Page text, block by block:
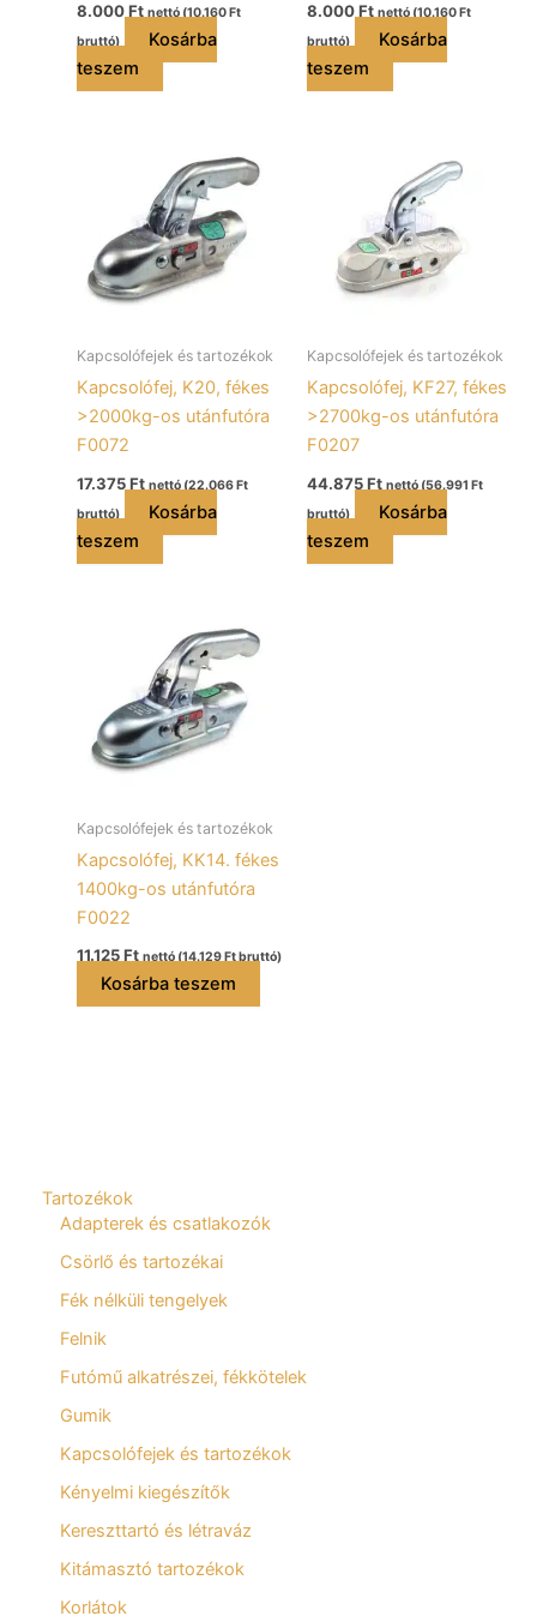
Tartozékok
Adapterek és csatlakozók
Csörlő és tartozékai
Fék nélküli tengelyek
Felnik
Futómű alkatrészei, fékkötelek
Gumik
Kapcsolófejek és tartozékok
Kényelmi kiegészítők
Kereszttartó és létraváz
Kitámasztó tartozékok
Korlátok
8.000Ft nettó (10.160Ft
bruttó)
Kosárba
teszem
8.000Ft nettó (10.160Ft
bruttó)
Kosárba
teszem
Kapcsolófejek és tartozékok
Kapcsolófej, K20, fékes
>2000kg-os utánfutóra
F0072
17.375Ft nettó (22.066Ft
bruttó)
Kosárba
teszem
Kapcsolófejek és tartozékok
Kapcsolófej, KF27, fékes
>2700kg-os utánfutóra
F0207
44.875Ft nettó (56.991 Ft
bruttó)
Kosárba
teszem
Kapcsolófejek és tartozékok
Kapcsolófej, KK14. fékes
1400kg-os utánfutóra
F0022
11.125Ft nettó (14.129 Ftbruttó)
Kosárba teszem